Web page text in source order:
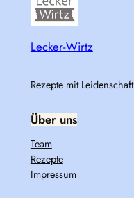
Lecker-Wirtz
Rezepte mit Leidenschaft
Über uns
Team
Rezepte
Impressum